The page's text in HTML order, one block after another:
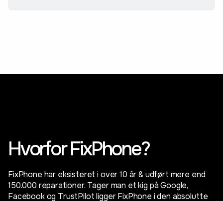
Hvorfor FixPhone?
FixPhone har eksisteret i over 10 år & udført mere end
150.000 reparationer. Tager man et kig på Google,
Facebook og TrustPilot ligger FixPhone i den absolutte